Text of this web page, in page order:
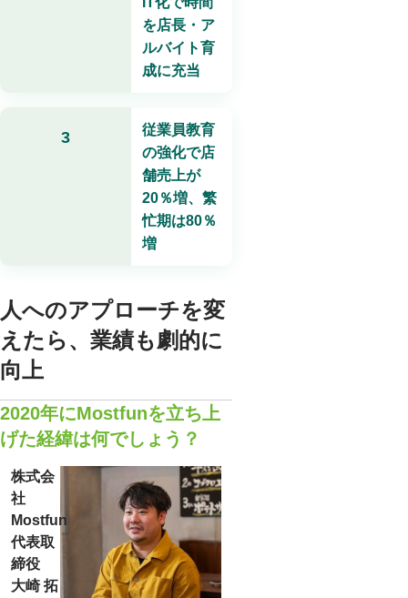
を店長・ア
ルバイト育
成に充当
3
従業員教育
の強化で店
舗売上が
20％増、繁
忙期は80％
増
人へのアプローチを変
えたら、業績も劇的に
向上
2020年にMostfunを立ち上
げた経緯は何でしょう？
株式会
社
Mostfun
代表取
締役
大崎 拓